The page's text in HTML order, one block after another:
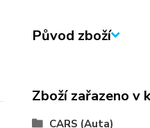
Původ zboží
Zboží zařazeno v
CARS (Auta)